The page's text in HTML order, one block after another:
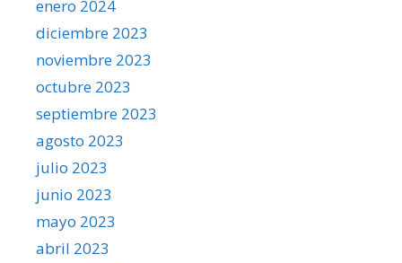
enero 2024
diciembre 2023
noviembre 2023
octubre 2023
septiembre 2023
agosto 2023
julio 2023
junio 2023
mayo 2023
abril 2023